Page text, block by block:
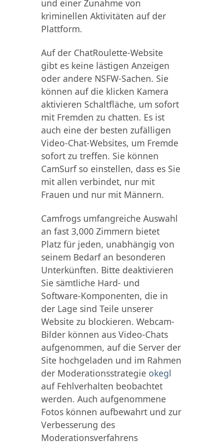
und einer Zunahme von
kriminellen Aktivitäten auf der
Plattform.
Auf der ChatRoulette-Website
gibt es keine lästigen Anzeigen
oder andere NSFW-Sachen. Sie
können auf die klicken Kamera
aktivieren Schaltfläche, um sofort
mit Fremden zu chatten. Es ist
auch eine der besten zufälligen
Video-Chat-Websites, um Fremde
sofort zu treffen. Sie können
CamSurf so einstellen, dass es Sie
mit allen verbindet, nur mit
Frauen und nur mit Männern.
Camfrogs umfangreiche Auswahl
an fast 3,000 Zimmern bietet
Platz für jeden, unabhängig von
seinem Bedarf an besonderen
Unterkünften. Bitte deaktivieren
Sie sämtliche Hard- und
Software-Komponenten, die in
der Lage sind Teile unserer
Website zu blockieren. Webcam-
Bilder können aus Video-Chats
aufgenommen, auf die Server der
Site hochgeladen und im Rahmen
der Moderationsstrategie okegl
auf Fehlverhalten beobachtet
werden. Auch aufgenommene
Fotos können aufbewahrt und zur
Verbesserung des
Moderationsverfahrens